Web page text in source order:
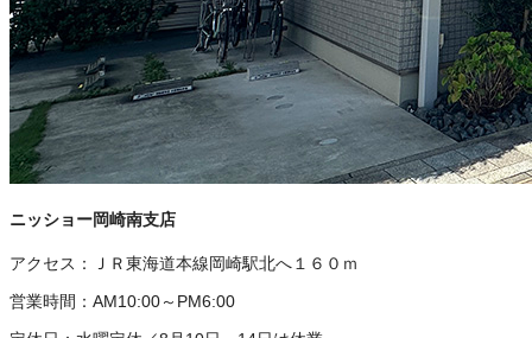
ニッショー岡崎南支店
アクセス：
ＪＲ東海道本線岡崎駅北へ１６０ｍ
営業時間： AM10:00～PM6:00